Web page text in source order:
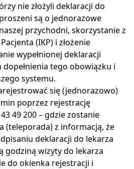
nie złożyli deklaracji do
są o jednorazowe
przychodni, skorzystanie z
(IKP) i złożenie
wypełnionej deklaracji
dopełnienia tego obowiązku i
systemu.
się (jednorazowo)
poprzez rejestrację
49 200 – gdzie zostanie
(teleporada) z informacją, że
deklaracji do lekarza
godziną wizyty do lekarza
do okienka rejestracji i